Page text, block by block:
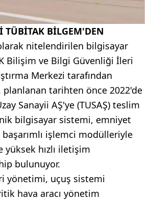
BİLGEM'DEN
nitelendirilen bilgisayar
Bilişim ve Bilgi Güvenliği İleri
Merkezi tarafından
tarihten önce 2022'de
Sanayii AŞ'ye (TUSAŞ) teslim
bilgisayar sistemi, emniyet
işlemci modülleriyle
hızlı iletişim
bulunuyor.
yönetimi, uçuş sistemi
hava aracı yönetim